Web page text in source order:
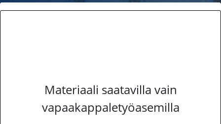
Materiaali saatavilla vain
vapaakappaletyöasemilla